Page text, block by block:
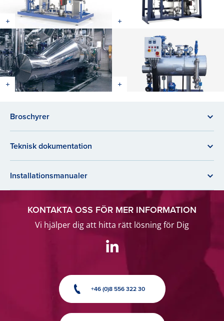
Broschyrer
Teknisk dokumentation
Installationsmanualer
KONTAKTA OSS FÖR MER INFORMATION
Vi hjälper dig att hitta rätt lösning för Dig
+46 (0)8 556 322 30